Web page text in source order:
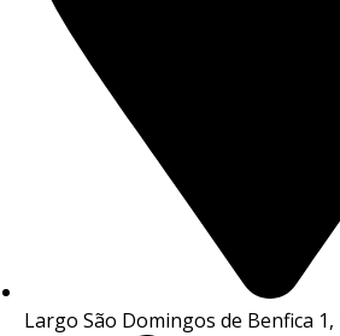
Largo São Domingos de Benfica